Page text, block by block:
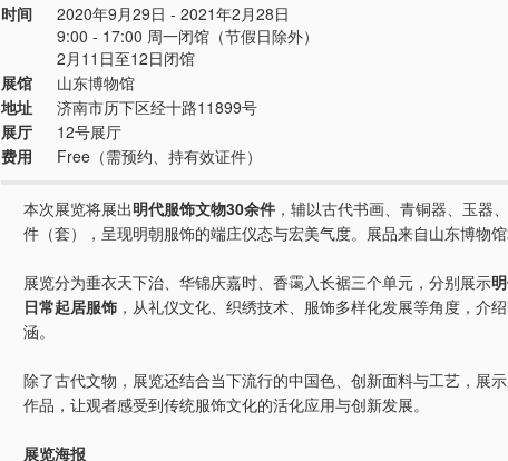
时间
2020年9月29日 - 2021年2月28日
9:00 - 17:00 周一闭馆（节假日除外）
2月11日至12日闭馆
展馆
山东博物馆
地址
济南市历下区经十路11899号
展厅
12号展厅
费用
Free（需预约、持有效证件）
本次展览将展出明代服饰文物30余件 ，辅以古代书画、青铜器、玉器
件（套），呈现明朝服饰的端庄仪态与宏美气度。展品来自山东博物馆
展览分为垂衣天下治、华锦庆嘉时、香霭入长裾三个单元，分别展示
日常起居服饰 ，从礼仪文化、织绣技术、服饰多样化发展等角度，介
涵。
除了古代文物，展览还结合当下流行的中国色、创新面料与工艺，展
作品，让观者感受到传统服饰文化的活化应用与创新发展。
展览海报